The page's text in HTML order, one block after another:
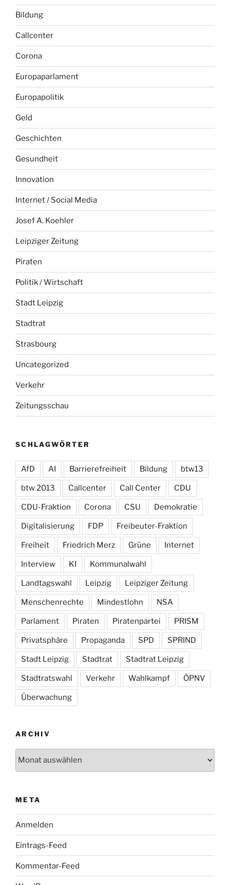
Bildung
Callcenter
Corona
Europaparlament
Europapolitik
Geld
Geschichten
Gesundheit
Innovation
Internet / Social Media
Josef A. Koehler
Leipziger Zeitung
Piraten
Politik / Wirtschaft
Stadt Leipzig
Stadtrat
Strasbourg
Uncategorized
Verkehr
Zeitungsschau
SCHLAGWÖRTER
AfD AI Barrierefreiheit Bildung btw13
btw 2013 Callcenter Call Center CDU
CDU-Fraktion Corona CSU Demokratie
Digitalisierung FDP Freibeuter-Fraktion
Freiheit Friedrich Merz Grüne Internet
Interview KI Kommunalwahl
Landtagswahl Leipzig Leipziger Zeitung
Menschenrechte Mindestlohn NSA
Parlament Piraten Piratenpartei PRISM
Privatsphäre Propaganda SPD SPRIND
Stadt Leipzig Stadtrat Stadtrat Leipzig
Stadtratswahl Verkehr Wahlkampf ÖPNV
Überwachung
ARCHIV
META
Anmelden
Eintrags-Feed
Kommentar-Feed